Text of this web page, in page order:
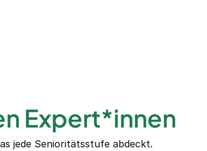
Expert*innen
jede Senioritätsstufe abdeckt.